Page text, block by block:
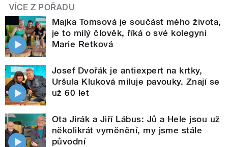
VÍCE Z POŘADU
Majka Tomsová je součást mého života,
je to milý člověk, říká o své kolegyni
Marie Retková
Josef Dvořák je antiexpert na krtky,
Uršula Kluková miluje pavouky. Znají se
už 60 let
Ota Jirák a Jiří Lábus: Jů a Hele jsou už
několikrát vyměnění, my jsme stále
původní